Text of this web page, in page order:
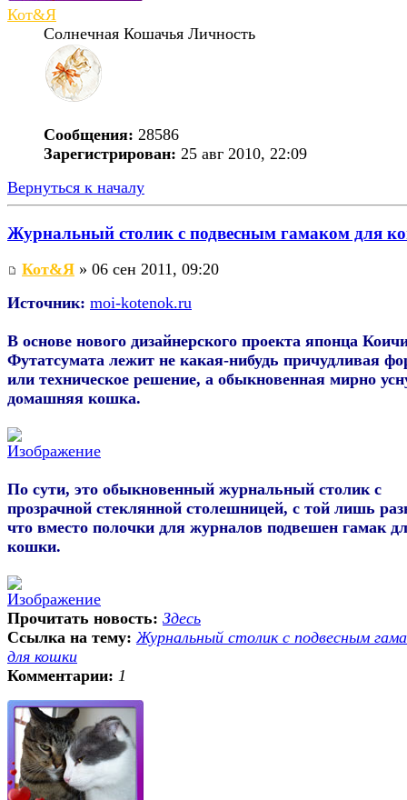
Кот&Я
Солнечная Кошачья Личность
Сообщения: 28586
Зарегистрирован: 25 авг 2010, 22:09
Вернуться к началу
Журнальный столик с подвесным гамаком для
Кот&Я » 06 сен 2011, 09:20
Источник: moi-kotenok.ru
В основе нового дизайнерского проекта японца
Футатсумата лежит не какая-нибудь причудливая
или техническое решение, а обыкновенная мирно
домашняя кошка.
По сути, это обыкновенный журнальный столик с
прозрачной стеклянной столешницей, с той лишь
что вместо полочки для журналов подвешен гамак
кошки.
Прочитать новость: Здесь
Ссылка на тему: Журнальный столик с подвесным
для кошки
Комментарии: 1